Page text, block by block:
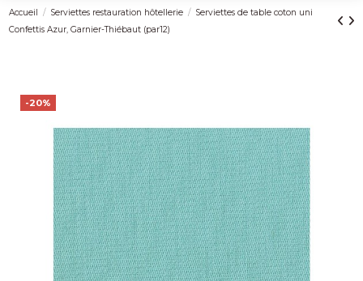
Accueil Serviettes restauration hôtellerie
Serviettes de table coton uni
Confettis Azur, Garnier-Thiébaut (par12)
-20%